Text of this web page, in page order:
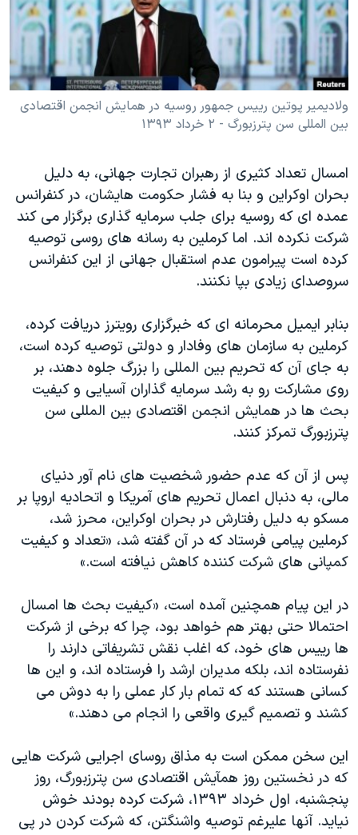
فرهنگ و زندگی
حقوق شهروندی
اقتصادی
علم و فناوری
اسرائیل در جنگ
آرشیو پخش زنده
مستندها
انتخابات ریاست جمهوری آمریکا ۲۰۲۴
حمله جمهوری اسلامی به اسرائیل
رمز مهسا
ورزش زنان در ایران
مجموعه مستندهای دادخواهی
تریبونال مردمی آبان ۹۸
دادگاه حمید نوری
چهل سال گروگان‌گیری
اعتراضات مردمی آبان ۹۸
اسرائیل در جنگ
نرگس محمدی برنده جایزه نوبل صلح
همایش محافظه‌کاران آمریکا «سی‌پک»
سفر پرزیدنت ترامپ به چین
دنبال کنید
زبانهای مختلف
ولادیمیر پوتین رییس جمهور روسیه در همايش انجمن اقتصادی
بین المللی سن پترزبورگ - ۲ خرداد ۱۳۹۳
امسال تعداد کثيری از رهبران تجارت جهانی، به دليل
بحران اوکراين و بنا به فشار حکومت هايشان، در کنفرانس
عمده ای که روسيه برای جلب سرمايه گذاری برگزار می کند
شرکت نکرده اند. اما کرملين به رسانه های روسی توصيه
کرده است پيرامون عدم استقبال جهانی از اين کنفرانس
سروصدای زيادی بپا نکنند.
بنابر ایمیل محرمانه ای که خبرگزاری رویترز دریافت کرده،
کرملین به سازمان های وفادار و دولتی توصیه کرده است،
به جای آن که تحريم بين المللی را بزرگ جلوه دهند، بر
روی مشارکت رو به رشد سرمایه گذاران آسیایی و کیفیت
بحث ها در همايش انجمن اقتصادی بین المللی سن
پترزبورگ تمرکز کنند.
پس از آن که عدم حضور شخصيت های نام آور دنيای
مالی، به دنبال اعمال تحریم های آمریکا و اتحادیه اروپا بر
مسکو به دليل رفتارش در بحران اوکراين، محرز شد،
کرملين پيامی فرستاد که در آن گفته شد، «تعداد و کيفيت
کمپانی های شرکت کننده کاهش نيافته است.»
در اين پيام همچنين آمده است، «کیفیت بحث ها امسال
احتمالا حتی بهتر هم خواهد بود، چرا که برخی از شرکت
ها رییس های خود، که اغلب نقش تشریفاتی دارند را
نفرستاده اند، بلکه مدیران ارشد را فرستاده اند، و اين ها
کسانی هستند که که تمام بار کار عملی را به دوش می
کشند و تصمیم گیری واقعی را انجام می دهند.»
اين سخن ممکن است به مذاق روسای اجرايی شرکت هايی
که در نخستين روز همآيش اقتصادی سن پترزبورگ، روز
پنجشنبه، اول خرداد ۱۳۹۳، شرکت کرده بودند خوش
نيايد. آنها عليرغم توصيه واشنگتن، که شرکت کردن در پی